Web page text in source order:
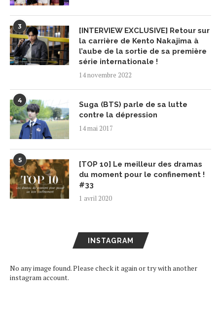
3
[INTERVIEW EXCLUSIVE] Retour sur
la carrière de Kento Nakajima à
l’aube de la sortie de sa première
série internationale !
14 novembre 2022
4
Suga (BTS) parle de sa lutte
contre la dépression
14 mai 2017
5
[TOP 10] Le meilleur des dramas
du moment pour le confinement !
#33
1 avril 2020
INSTAGRAM
No any image found. Please check it again or try with another
instagram account.